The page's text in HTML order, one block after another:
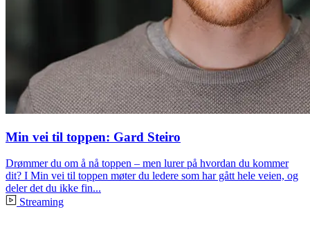
Min vei til toppen: Gard Steiro
Drømmer du om å nå toppen – men lurer på hvordan du kommer
dit? I Min vei til toppen møter du ledere som har gått hele veien, og
deler det du ikke fin...
Streaming